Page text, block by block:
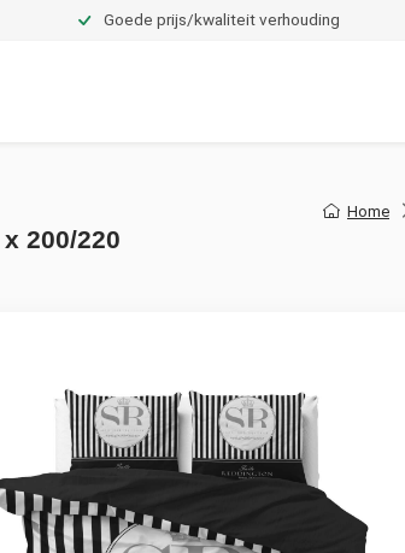
Goede prijs/kwaliteit verhouding
Home
200/220